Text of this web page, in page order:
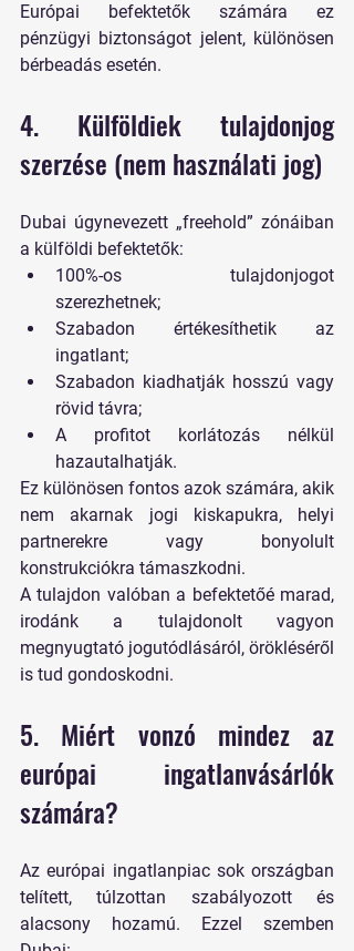
Európai befektetők számára ez
pénzügyi biztonságot jelent, különösen
bérbeadás esetén.
4. Külföldiek tulajdonjog
szerzése (nem használati jog)
Dubai úgynevezett „freehold” zónáiban
a külföldi befektetők:
100%-os tulajdonjogot
szerezhetnek;
Szabadon értékesíthetik az
ingatlant;
Szabadon kiadhatják hosszú vagy
rövid távra;
A profitot korlátozás nélkül
hazautalhatják.
Ez különösen fontos azok számára, akik
nem akarnak jogi kiskapukra, helyi
partnerekre vagy bonyolult
konstrukciókra támaszkodni.
A tulajdon valóban a befektetőé marad,
irodánk a tulajdonolt vagyon
megnyugtató jogutódlásáról, örökléséről
is tud gondoskodni.
5. Miért vonzó mindez az
európai ingatlanvásárlók
számára?
Az európai ingatlanpiac sok országban
telített, túlzottan szabályozott és
alacsony hozamú. Ezzel szemben